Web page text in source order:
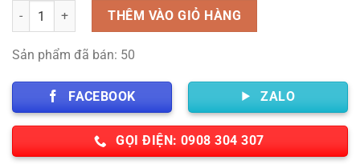
Số lượng THÊM VÀO GIỎ HÀNG
Sản phẩm đã bán: 50
FACEBOOK ZALO
GỌI ĐIỆN: 0908 304 307